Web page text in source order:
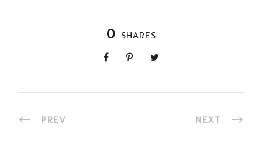
0 SHARES
PREV NEXT